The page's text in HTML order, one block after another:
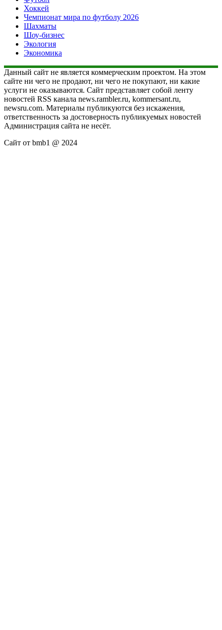
Хоккей
Чемпионат мира по футболу 2026
Шахматы
Шоу-бизнес
Экология
Экономика
Данный сайт не является коммерческим проектом. На этом
сайте ни чего не продают, ни чего не покупают, ни какие
услуги не оказываются. Сайт представляет собой ленту
новостей RSS канала news.rambler.ru, kommersant.ru,
newsru.com. Материалы публикуются без искажения,
ответственность за достоверность публикуемых новостей
Администрация сайта не несёт.
Сайт от bmb1 @ 2024